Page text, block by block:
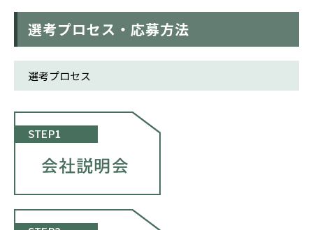
選考プロセス・応募方法
選考プロセス